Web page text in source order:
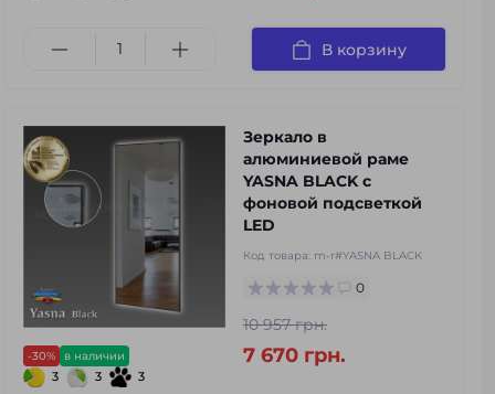
В корзину
-30% в наличии
3 3 3
Зеркало в
алюминиевой раме
YASNA BLACK с
фоновой подсветкой
LED
Код товара: m-r#YASNA BLACK
0
10 957 грн.
7 670 грн.